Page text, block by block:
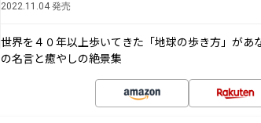
2022.11.04 発売
世界を４０年以上歩いてきた「地球の歩き方」が
の名言と癒やしの絶景集